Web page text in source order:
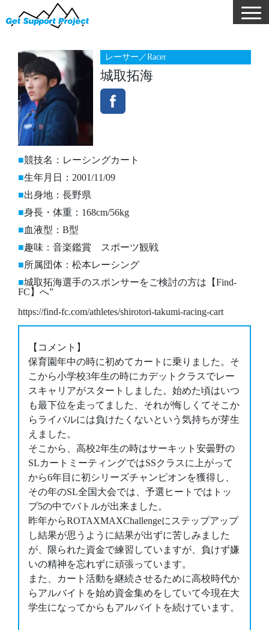
レーサー／Racer
城取拓海
競技名：レーシングカート
生年月日：2001/11/09
出身地：長野県
身長・体重：168cm/56kg
血液型：B型
趣味：音楽鑑賞 スポーツ観戦
所属団体：松本レーシング
城取拓海選手のスポンサーをご検討の方は【Find-
FC】へ”
https://find-fc.com/athletes/shirotori-takumi-racing-cart
【コメント】
保育園年中の時に初めてカートに乗りました。そ
こから小学校3年生の時にカデットクラスでレー
スキャリアがスタートしました。始めた頃はいつ
も最下位を走ってました、それが悔しくてそこか
らライバルには負けたくないという気持ちが芽生
えました。
そこから、高校2年生の時はサーキット安曇野の
SLカートミーティングではSSクラスに上がって
から6年目に初シリーズチャンピオンを獲得し、
その年のSL全国大会では、予選ヒートではトッ
プ5の中でバトルが出来ました。
昨年からROTAXMAXChallengeにステップアップ
し結果が思うように結果が出ずに苦しみました
が、限られた資金で練習していますが、負けず嫌
いの精神を忘れずに頑張っています。
また、カート活動を継続させるために高校時代か
らアルバイトを始め資金集めをしていて今現在大
学生になってからもアルバイトを続けています。